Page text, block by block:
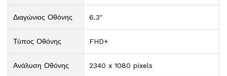
Διαγώνιος Οθόνης 6.3"
Τύπος Οθόνης FHD+
Ανάλυση Οθόνης 2340 x 1080 pixels